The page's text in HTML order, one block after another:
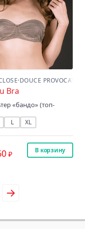
·DOUCE
Bra
«бандо» (топ-
L XL
В корзину